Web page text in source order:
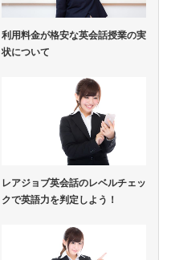
利用料金が格安な英会話授業の実
状について
レアジョブ英会話のレベルチェッ
クで英語力を判定しよう！